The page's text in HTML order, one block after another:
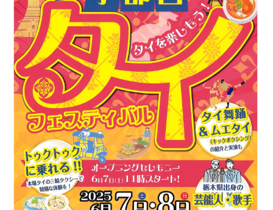
フィルムコミ
ッション
MICE
Languag
e
フォトダウン
ロード
パンフレット
ダウンロード
お問い合わせ